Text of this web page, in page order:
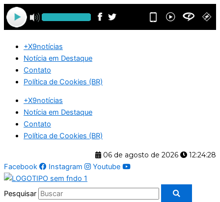
Ir
para
o
+X9notícias
Notícia em Destaque
Contato
Política de Cookies (BR)
+X9notícias
Notícia em Destaque
Contato
Política de Cookies (BR)
06 de agosto de 2026
12:24:29
Facebook
Instagram Youtube
Pesquisar